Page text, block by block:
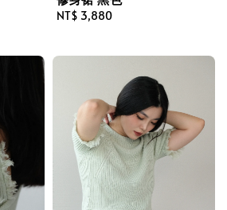
Regular
NT$ 3,880